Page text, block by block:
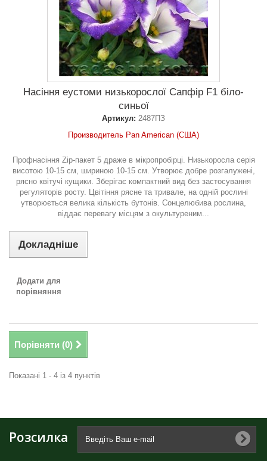
Насіння еустоми низькорослої Сапфір F1 біло-
синьої
Артикул: 2487ПЗ
Производитель Pan American (США)
Профнасіння Zip-пакет 5 драже в мікропробірці. Низькоросла серія
висотою 10-15 см, шириною 10-15 см. Утворює добре розгалужені,
рясно квітучі кущики. Зберігає компактний вид без застосування
регуляторів росту. Цвітіння рясне та тривале, на одній рослині
утворюється велика кількість бутонів. Сонцелюбива рослина,
віддає перевагу місцям з окультуреним...
Докладніше
Додати для
порівняння
Порівняти (0)
Показані 1 - 4 із 4 пунктів
Розсилка